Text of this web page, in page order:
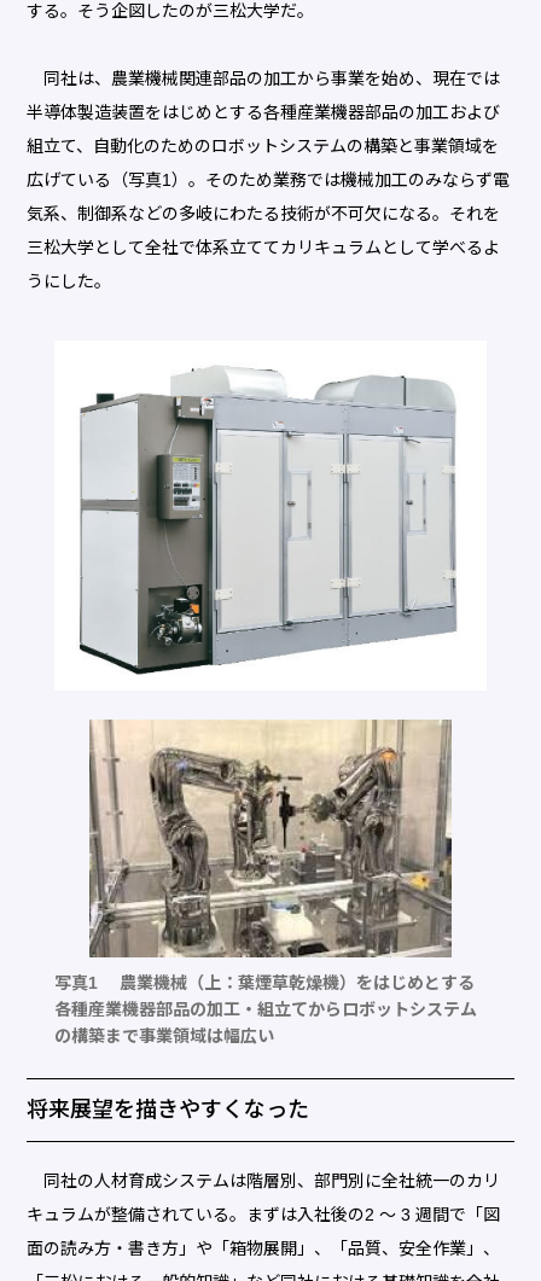
する。そう企図したのが三松大学だ。
同社は、農業機械関連部品の加工から事業を始め、現在では
半導体製造装置をはじめとする各種産業機器部品の加工および
組立て、自動化のためのロボットシステムの構築と事業領域を
広げている（写真1）。そのため業務では機械加工のみならず電
気系、制御系などの多岐にわたる技術が不可欠になる。それを
三松大学として全社で体系立ててカリキュラムとして学べるよ
うにした。
写真1 農業機械（上：葉煙草乾燥機）をはじめとする
各種産業機器部品の加工・組立てからロボットシステム
の構築まで事業領域は幅広い
将来展望を描きやすくなった
同社の人材育成システムは階層別、部門別に全社統一のカリ
キュラムが整備されている。まずは入社後の2 ～ 3 週間で「図
面の読み方・書き方」や「箱物展開」、「品質、安全作業」、